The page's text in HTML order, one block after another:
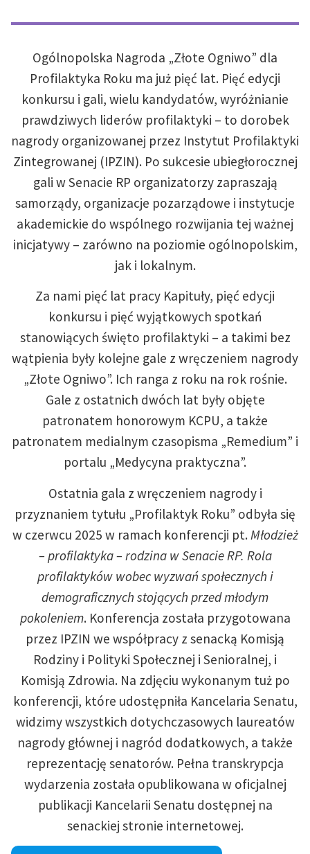
Ogólnopolska Nagroda „Złote Ogniwo” dla
Profilaktyka Roku ma już pięć lat. Pięć edycji
konkursu i gali, wielu kandydatów, wyróżnianie
prawdziwych liderów profilaktyki – to dorobek
nagrody organizowanej przez Instytut Profilaktyki
Zintegrowanej (IPZIN). Po sukcesie ubiegłorocznej
gali w Senacie RP organizatorzy zapraszają
samorządy, organizacje pozarządowe i instytucje
akademickie do wspólnego rozwijania tej ważnej
inicjatywy – zarówno na poziomie ogólnopolskim,
jak i lokalnym.
Za nami pięć lat pracy Kapituły, pięć edycji
konkursu i pięć wyjątkowych spotkań
stanowiących święto profilaktyki – a takimi bez
wątpienia były kolejne gale z wręczeniem nagrody
„Złote Ogniwo”. Ich ranga z roku na rok rośnie.
Gale z ostatnich dwóch lat były objęte
patronatem honorowym KCPU, a także
patronatem medialnym czasopisma „Remedium” i
portalu „Medycyna praktyczna”.
Ostatnia gala z wręczeniem nagrody i
przyznaniem tytułu „Profilaktyk Roku” odbyła się
w czerwcu 2025 w ramach konferencji pt. Młodzież
– profilaktyka – rodzina w Senacie RP. Rola
profilaktyków wobec wyzwań społecznych i
demograficznych stojących przed młodym
pokoleniem. Konferencja została przygotowana
przez IPZIN we współpracy z senacką Komisją
Rodziny i Polityki Społecznej i Senioralnej, i
Komisją Zdrowia. Na zdjęciu wykonanym tuż po
konferencji, które udostępniła Kancelaria Senatu,
widzimy wszystkich dotychczasowych laureatów
nagrody głównej i nagród dodatkowych, a także
reprezentację senatorów. Pełna transkrypcja
wydarzenia została opublikowana w oficjalnej
publikacji Kancelarii Senatu dostępnej na
senackiej stronie internetowej.